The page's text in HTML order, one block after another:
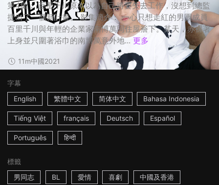
第4集： 百里千川原本以為自己將要失去工作，沒想到總監
提出了一個新計畫。 影集簡介： 一心只想走紅的男團成員
百里千川與年輕的企業家南博萬同住屋簷下。某天，赤裸著
上身並只圍著浴巾的南博萬意外地... 更多
11m中國2021
字幕
English
繁體中文 简体中文 Bahasa Indonesia
Tiếng Việt français Deutsch Español
Português हिन्दी
標籤
男同志
BL 愛情 喜劇 中國及香港